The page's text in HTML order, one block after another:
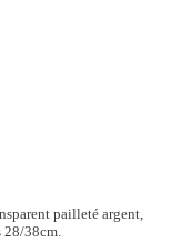
pailleté argent,
28/38cm.